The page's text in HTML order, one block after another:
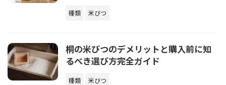
種類 米びつ
桐の米びつのデメリットと購入前に知
るべき選び方完全ガイド
種類 米びつ